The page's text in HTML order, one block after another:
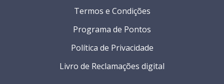
Termos e Condições
Programa de Pontos
Política de Privacidade
Livro de Reclamações digital